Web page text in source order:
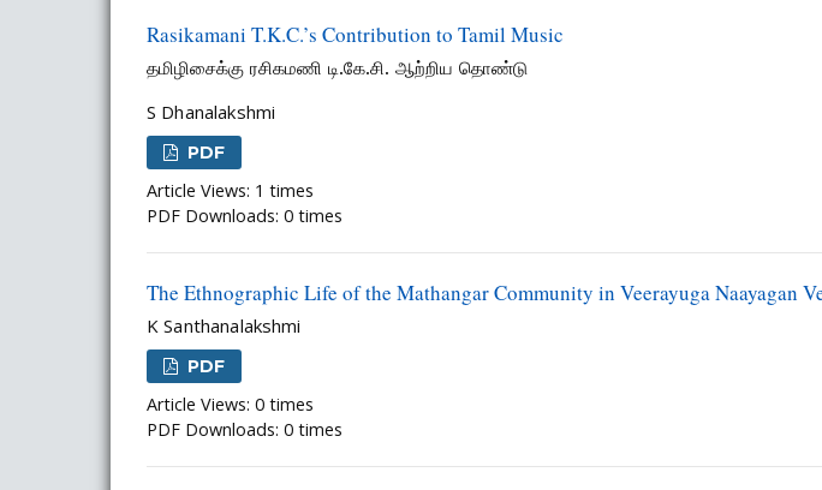
Rasikamani T.K.C.’s Contribution to Tamil Music
தமிழிசைக்கு ரசிகமணி டி.கே.சி. ஆற்றிய தொண்டு
S Dhanalakshmi
PDF
Article Views: 1 times
PDF Downloads: 0 times
The Ethnographic Life of the Mathangar Community in Veerayuga Naayagan
K Santhanalakshmi
PDF
Article Views: 0 times
PDF Downloads: 0 times